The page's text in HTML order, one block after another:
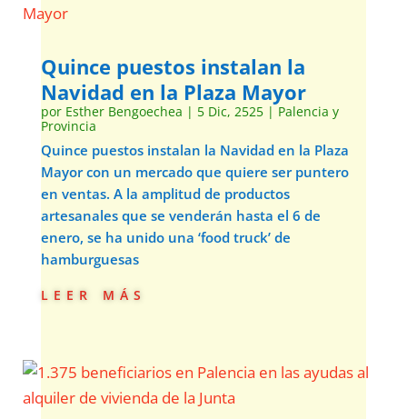
Quince puestos instalan la
Navidad en la Plaza Mayor
por Esther Bengoechea | 5 Dic, 2525| Palencia y
Provincia
Quince puestos instalan la Navidad en la Plaza
Mayor con un mercado que quiere ser puntero
en ventas. A la amplitud de productos
artesanales que se venderán hasta el 6 de
enero, se ha unido una ‘food truck’ de
hamburguesas
leer más